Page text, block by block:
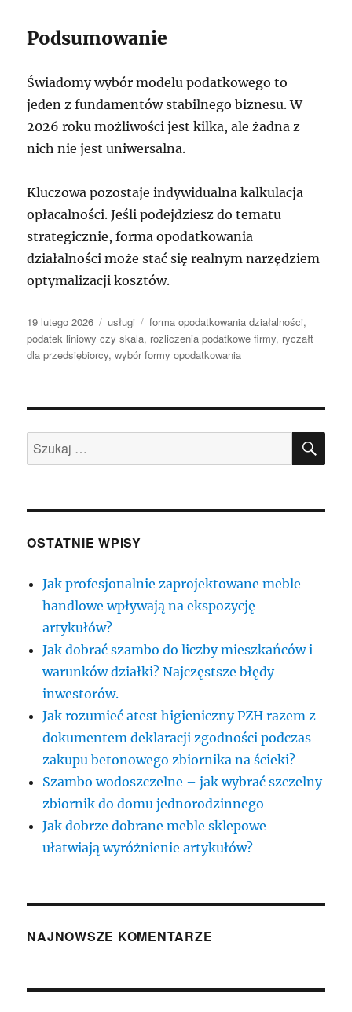
Podsumowanie
Świadomy wybór modelu podatkowego to
jeden z fundamentów stabilnego biznesu. W
2026 roku możliwości jest kilka, ale żadna z
nich nie jest uniwersalna.
Kluczowa pozostaje indywidualna kalkulacja
opłacalności. Jeśli podejdziesz do tematu
strategicznie, forma opodatkowania
działalności może stać się realnym narzędziem
optymalizacji kosztów.
Data
publikacji
19 lutego 2026 Kategorie
usługi Tagi
forma opodatkowania działalności,
podatek liniowy czy skala, rozliczenia podatkowe firmy, ryczałt
dla przedsiębiorcy,wybór formy opodatkowania
Szukaj:
OSTATNIE WPISY
Jak profesjonalnie zaprojektowane meble
handlowe wpływają na ekspozycję
artykułów?
Jak dobrać szambo do liczby mieszkańców i
warunków działki? Najczęstsze błędy
inwestorów.
Jak rozumieć atest higieniczny PZH razem z
dokumentem deklaracji zgodności podczas
zakupu betonowego zbiornika na ścieki?
Szambo wodoszczelne – jak wybrać szczelny
zbiornik do domu jednorodzinnego
Jak dobrze dobrane meble sklepowe
ułatwiają wyróżnienie artykułów?
NAJNOWSZE KOMENTARZE